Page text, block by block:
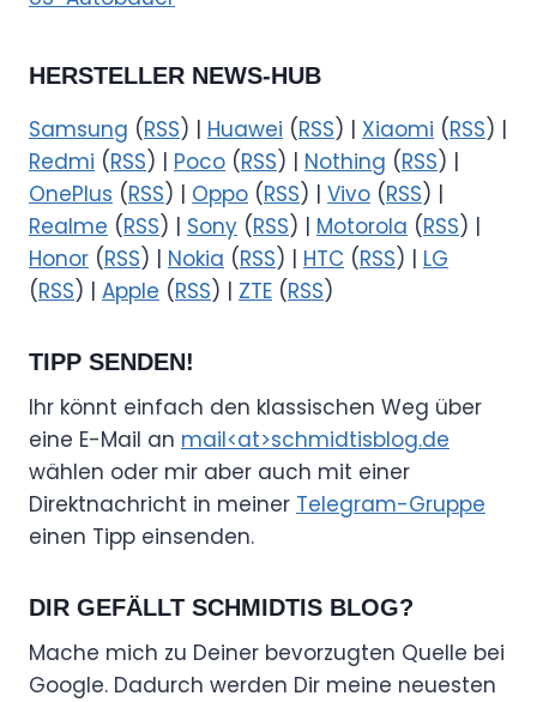
HERSTELLER NEWS-HUB
Samsung (RSS) | Huawei (RSS) | Xiaomi (RSS) |
Redmi (RSS) | Poco (RSS) | Nothing (RSS) |
OnePlus (RSS) | Oppo (RSS) | Vivo (RSS) |
Realme (RSS) | Sony (RSS) | Motorola (RSS) |
Honor (RSS) | Nokia (RSS) | HTC (RSS) | LG
(RSS) | Apple (RSS) | ZTE (RSS)
TIPP SENDEN!
Ihr könnt einfach den klassischen Weg über
eine E-Mail an mail<at>schmidtisblog.de
wählen oder mir aber auch mit einer
Direktnachricht in meiner Telegram-Gruppe
einen Tipp einsenden.
DIR GEFÄLLT SCHMIDTIS BLOG?
Mache mich zu Deiner bevorzugten Quelle bei
Google. Dadurch werden Dir meine neuesten